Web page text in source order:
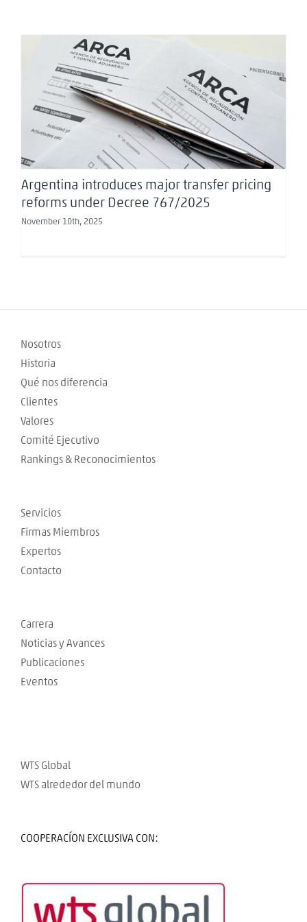
Argentina introduces major transfer pricing
reforms under Decree 767/2025
Argentina introduces major transfer pricing
reforms under Decree 767/2025
November 10th, 2025
Nosotros
Historia
Qué nos diferencia
Clientes
Valores
Comité Ejecutivo
Rankings & Reconocimientos
Servicios
Firmas Miembros
Expertos
Contacto
Carrera
Noticias y Avances
Publicaciones
Eventos
WTS Global
WTS alrededor del mundo
COOPERACÍON EXCLUSIVA CON: